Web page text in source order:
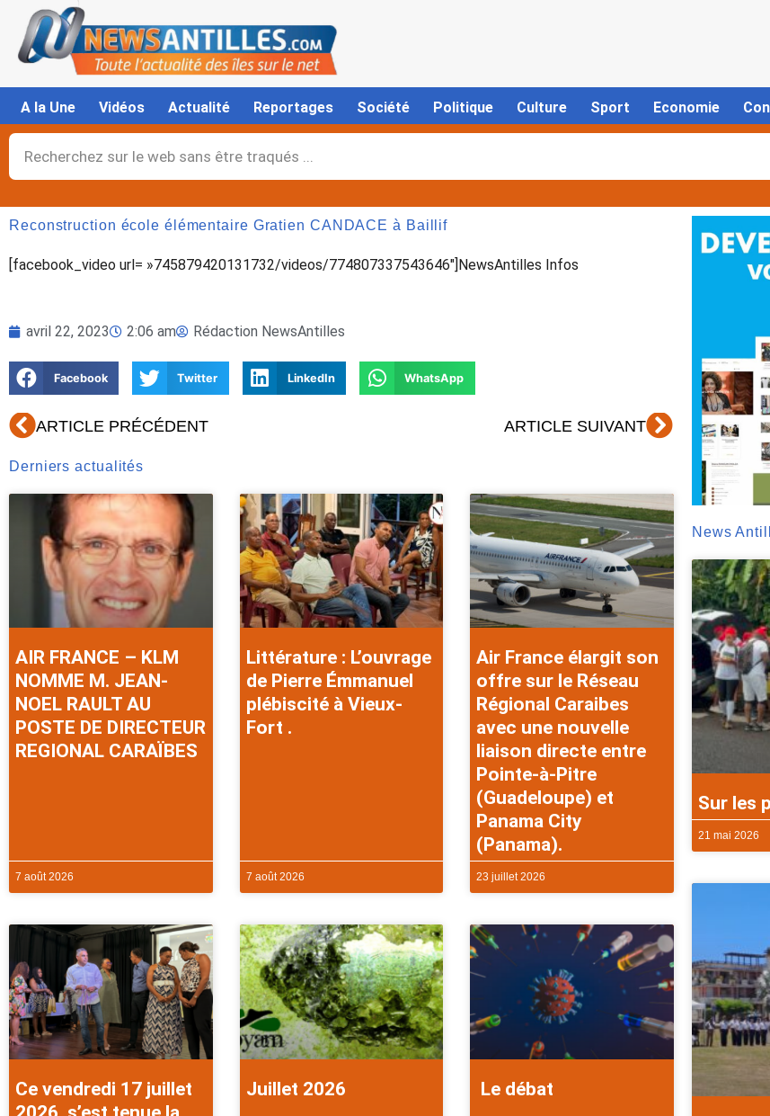
contenu
A la Une Vidéos Actualité Reportages Société Politique Culture Sport Economie
Rechercher
Reconstruction école élémentaire Gratien CANDACE à Baillif
[facebook_video url= »745879420131732/videos/774807337543646″]NewsAntilles Infos
avril 22, 2023 2:06 am Rédaction NewsAntilles
Facebook Twitter LinkedIn WhatsApp
Précédent
ARTICLE PRÉCÉDENT ARTICLE SUIVANTSuivant
Derniers actualités
AIR FRANCE – KLM
NOMME M. JEAN-
NOEL RAULT AU
POSTE DE DIRECTEUR
REGIONAL CARAÏBES
7 août 2026
Littérature : L’ouvrage
de Pierre Émmanuel
plébiscité à Vieux-
Fort .
7 août 2026
Air France élargit son
offre sur le Réseau
Régional Caraibes
avec une nouvelle
liaison directe entre
Pointe-à-Pitre
(Guadeloupe) et
Panama City
(Panama).
23 juillet 2026
Ce vendredi 17 juillet
Juillet 2026 Le débat
News
Sur les
21 mai 2026